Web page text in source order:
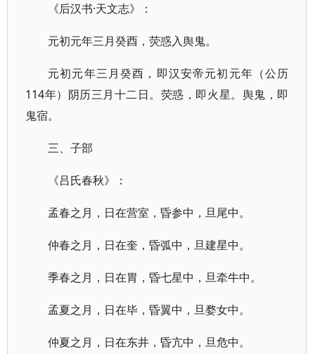
《后汉书·天文志》：
元初元年三月癸酉，荧惑入舆鬼。
元初元年三月癸酉，即汉安帝元初元年（公历
114年）阴历三月十二日。荧惑，即火星。舆鬼，即
鬼宿。
三、子部
《吕氏春秋》：
孟春之月，日在营室，昏参中，旦尾中。
仲春之月，日在奎，昏弧中，旦建星中。
季春之月，日在胃，昏七星中，旦牵牛中。
孟夏之月，日在毕，昏翼中，旦婺女中。
仲夏之月，日在东井，昏亢中，旦危中。